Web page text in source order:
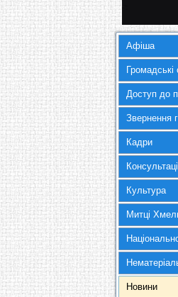
Афіша
Доступ до
Звернення
Кадри
Культура
Митці
Новини